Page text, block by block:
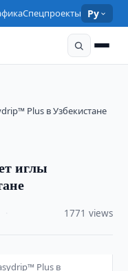
Спецпроекты Ру
Plus в Узбекистане
иглы
1771 views
Plus в